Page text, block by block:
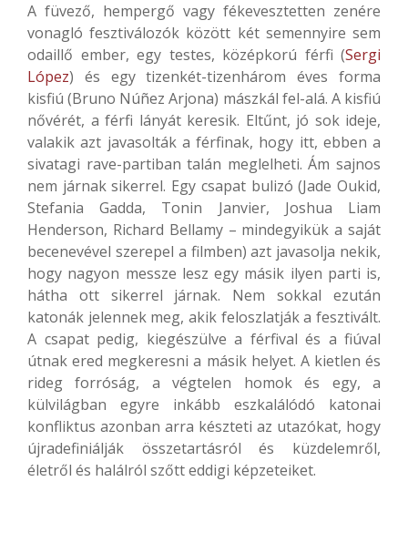
A füvező, hempergő vagy fékevesztetten zenére
vonagló fesztiválozók között két semennyire sem
odaillő ember, egy testes, középkorú férfi (Sergi
López) és egy tizenkét-tizenhárom éves forma
kisfiú (Bruno Núñez Arjona) mászkál fel-alá. A kisfiú
nővérét, a férfi lányát keresik. Eltűnt, jó sok ideje,
valakik azt javasolták a férfinak, hogy itt, ebben a
sivatagi rave-partiban talán meglelheti. Ám sajnos
nem járnak sikerrel. Egy csapat bulizó (Jade Oukid,
Stefania Gadda, Tonin Janvier, Joshua Liam
Henderson, Richard Bellamy – mindegyikük a saját
becenevével szerepel a filmben) azt javasolja nekik,
hogy nagyon messze lesz egy másik ilyen parti is,
hátha ott sikerrel járnak. Nem sokkal ezután
katonák jelennek meg, akik feloszlatják a fesztivált.
A csapat pedig, kiegészülve a férfival és a fiúval
útnak ered megkeresni a másik helyet. A kietlen és
rideg forróság, a végtelen homok és egy, a
külvilágban egyre inkább eszkalálódó katonai
konfliktus azonban arra készteti az utazókat, hogy
újradefiniálják összetartásról és küzdelemről,
életről és halálról szőtt eddigi képzeteiket.